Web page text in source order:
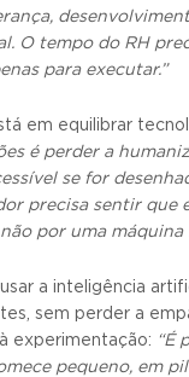
O tempo do RH
para executar.”
em equilibrar
é perder a
se for
precisa sentir que
por uma máquina
a inteligência
sem perder a
experimentação: “É
pequeno, em